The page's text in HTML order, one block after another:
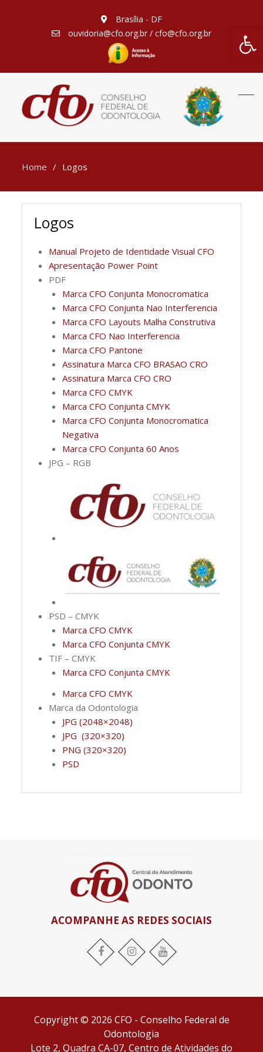
Barra
Brasília - DF
ouvidoria@cfo.org.br / cfo@cfo.org.br
Home Logos
Logos
Manual Projeto de Identidade Visual CFO
Apresentação Power Point
PDF
Marca CFO Conjunta Monocromatica
Marca CFO Conjunta Nao Interferencia
Marca CFO Layouts Malha Construtiva
Marca CFO Nao Interferencia
Marca CFO Pantone
Assinatura Marca CFO BRASAO CRO
Assinatura Marca CFO CRO
Marca CFO CMYK
Marca CFO Conjunta CMYK
Marca CFO Conjunta Monocromatica
Negativa
Marca CFO Conjunta 60 Anos
JPG – RGB
PSD – CMYK
Marca CFO CMYK
Marca CFO Conjunta CMYK
TIF – CMYK
Marca CFO Conjunta CMYK
Marca CFO CMYK
Marca da Odontologia
JPG (2048×2048)
JPG (320×320)
PNG (320×320)
PSD
ACOMPANHE AS REDES SOCIAIS
Copyright © 2026 CFO - Conselho Federal de
Odontologia
Lote 2, Quadra CA-07, Centro de Atividades do